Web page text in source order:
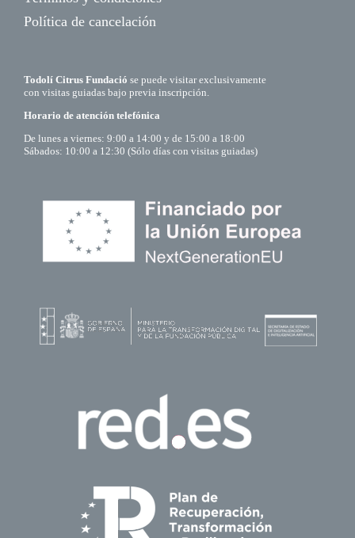
Política de cancelación
Todolí Citrus Fundació se puede visitar exclusivamente
con visitas guiadas bajo previa inscripción.
Horario de atención telefónica
De lunes a viernes: 9:00 a 14:00 y de 15:00 a 18:00
Sábados: 10:00 a 12:30 (Sólo días con visitas guiadas)